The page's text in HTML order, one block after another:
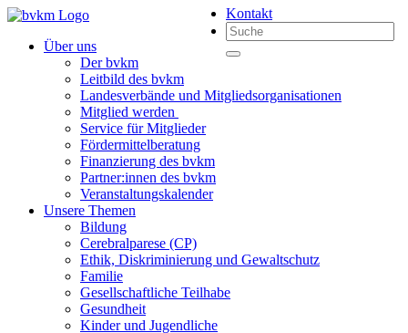
Kontakt
Über uns
Der bvkm
Leitbild des bvkm
Landesverbände und Mitgliedsorganisationen
Mitglied werden
Service für Mitglieder
Fördermittelberatung
Finanzierung des bvkm
Partner:innen des bvkm
Veranstaltungskalender
Unsere Themen
Bildung
Cerebralparese (CP)
Ethik, Diskriminierung und Gewaltschutz
Familie
Gesellschaftliche Teilhabe
Gesundheit
Kinder und Jugendliche